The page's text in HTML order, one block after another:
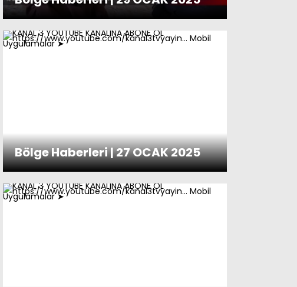
Bölge Haberleri | 27 OCAK 2025